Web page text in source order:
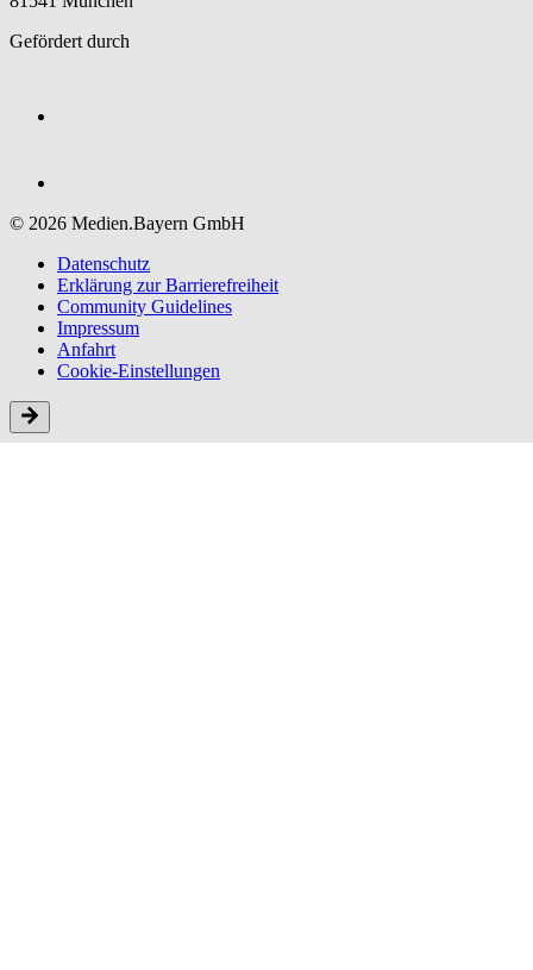
Gefördert durch
© 2026 Medien.Bayern GmbH
Datenschutz
Erklärung zur Barriere­freiheit
Community Guidelines
Impressum
Anfahrt
Cookie-Einstellungen